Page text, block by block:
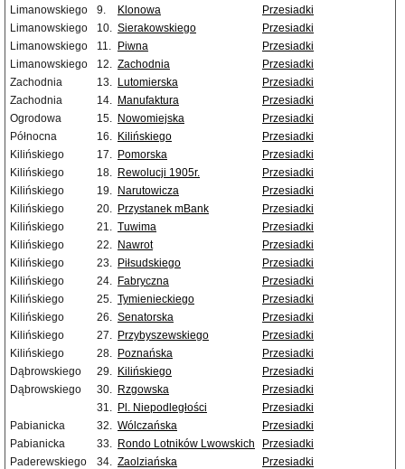
Limanowskiego
9. Klonowa
Przesiadki
Limanowskiego
10. Sierakowskiego
Przesiadki
Limanowskiego
11. Piwna
Przesiadki
Limanowskiego
12. Zachodnia
Przesiadki
Zachodnia
13. Lutomierska
Przesiadki
Zachodnia
14. Manufaktura
Przesiadki
Ogrodowa
15. Nowomiejska
Przesiadki
Północna
16. Kilińskiego
Przesiadki
Kilińskiego
17. Pomorska
Przesiadki
Kilińskiego
18. Rewolucji 1905r.
Przesiadki
Kilińskiego
19. Narutowicza
Przesiadki
Kilińskiego
20. Przystanek mBank
Przesiadki
Kilińskiego
21. Tuwima
Przesiadki
Kilińskiego
22. Nawrot
Przesiadki
Kilińskiego
23. Piłsudskiego
Przesiadki
Kilińskiego
24. Fabryczna
Przesiadki
Kilińskiego
25. Tymienieckiego
Przesiadki
Kilińskiego
26. Senatorska
Przesiadki
Kilińskiego
27. Przybyszewskiego
Przesiadki
Kilińskiego
28. Poznańska
Przesiadki
Dąbrowskiego
29. Kilińskiego
Przesiadki
Dąbrowskiego
30. Rzgowska
Przesiadki
31. Pl. Niepodległości
Przesiadki
Pabianicka
32. Wólczańska
Przesiadki
Pabianicka
33. Rondo Lotników Lwowskich
Przesiadki
Paderewskiego
34. Zaolziańska Przesiadki